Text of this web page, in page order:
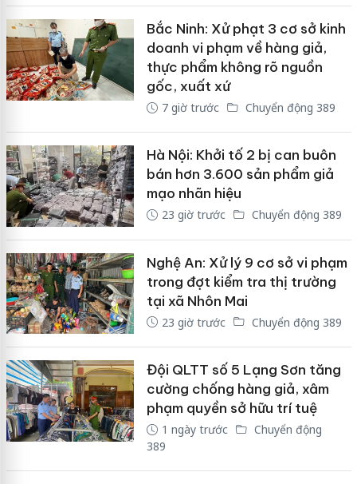
Bắc Ninh: Xử phạt 3 cơ sở kinh
doanh vi phạm về hàng giả,
thực phẩm không rõ nguồn
gốc, xuất xứ
7 giờ trước Chuyển động 389
Hà Nội: Khởi tố 2 bị can buôn
bán hơn 3.600 sản phẩm giả
mạo nhãn hiệu
23 giờ trước Chuyển động 389
Nghệ An: Xử lý 9 cơ sở vi phạm
trong đợt kiểm tra thị trường
tại xã Nhôn Mai
23 giờ trước Chuyển động 389
Đội QLTT số 5 Lạng Sơn tăng
cường chống hàng giả, xâm
phạm quyền sở hữu trí tuệ
1 ngày trước
Chuyển động
389